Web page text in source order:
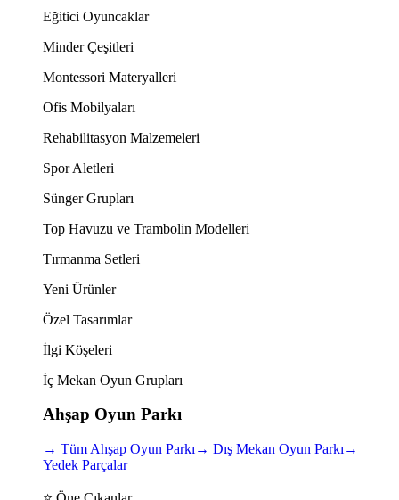
Eğitici Oyuncaklar
Minder Çeşitleri
Montessori Materyalleri
Ofis Mobilyaları
Rehabilitasyon Malzemeleri
Spor Aletleri
Sünger Grupları
Top Havuzu ve Trambolin Modelleri
Tırmanma Setleri
Yeni Ürünler
Özel Tasarımlar
İlgi Köşeleri
İç Mekan Oyun Grupları
Ahşap Oyun Parkı
→ Tüm Ahşap Oyun Parkı → Dış Mekan Oyun Parkı →
Yedek Parçalar